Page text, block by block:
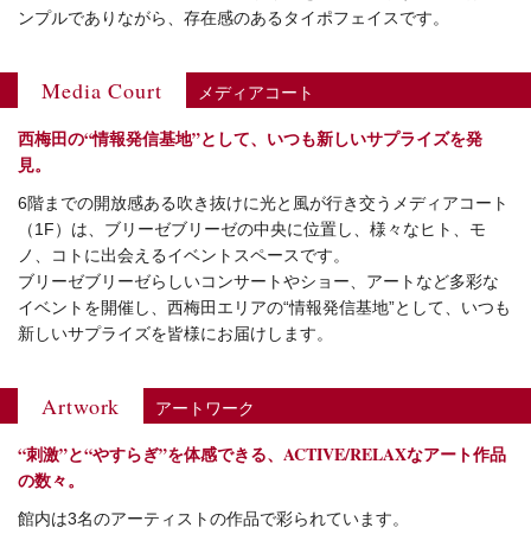
ンプルでありながら、存在感のあるタイポフェイスです。
Media Court メディアコート
西梅田の“情報発信基地”として、いつも新しいサプライズを発
見。
6階までの開放感ある吹き抜けに光と風が行き交うメディアコート
（1F）は、ブリーゼブリーゼの中央に位置し、様々なヒト、モ
ノ、コトに出会えるイベントスペースです。
ブリーゼブリーゼらしいコンサートやショー、アートなど多彩な
イベントを開催し、西梅田エリアの“情報発信基地”として、いつも
新しいサプライズを皆様にお届けします。
Artwork アートワーク
“刺激”と“やすらぎ”を体感できる、ACTIVE/RELAXなアート作品
の数々。
館内は3名のアーティストの作品で彩られています。